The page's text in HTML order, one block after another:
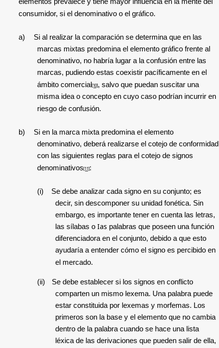
consumidor, si el denominativo o el gráfico.
a)
Si al realizar la comparación se determina que en las
marcas mixtas predomina el elemento gráfico frente al
denominativo, no habría lugar a la confusión entre las
marcas, pudiendo estas coexistir pacíficamente en el
ámbito comercial [10], salvo que puedan suscitar una
misma idea o concepto en cuyo caso podrían incurrir en
riesgo de confusión.
b)
Si en la marca mixta predomina el elemento
denominativo, deberá realizarse el cotejo de conformidad
con las siguientes reglas para el cotejo de signos
denominativos[11]:
(i)
Se debe analizar cada signo en su conjunto; es
decir, sin descomponer su unidad fonética. Sin
embargo, es importante tener en cuenta las letras,
las sílabas oIas palabras que poseen una función
diferenciadora en el conjunto, debido a que esto
ayudaría a entender cómo el signo es percibido en
el mercado.
(ii)
Se debe establecer si los signos en conflicto
comparten un mismo lexema. Una palabra puede
estar constituida por lexemas y morfemas. Los
primeros son la base y el elemento que no cambia
dentro de la palabra cuando se hace una lista
léxica de las derivaciones que pueden salir de ella,